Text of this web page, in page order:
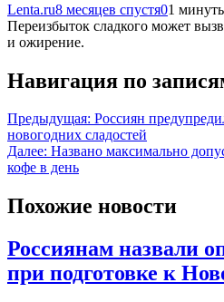
Lenta.ru8 месяцев спустя01
Переизбыток сладкого может
и ожирение.
Навигация по
Предыдущая: Россиян
новогодних сладостей
Далее: Названо максимально
кофе в день
Похожие новости
Россиянам назвали
при подготовке к